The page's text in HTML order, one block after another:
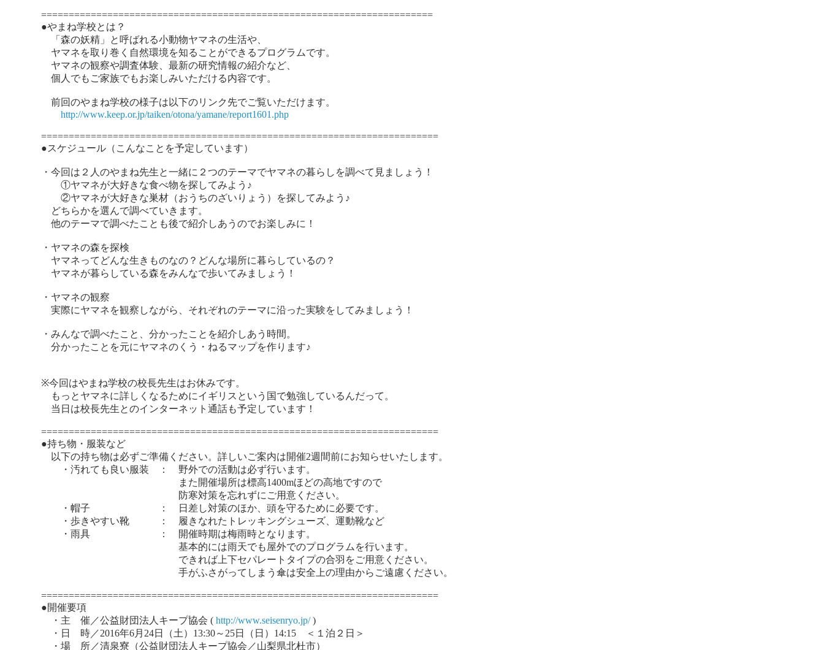
=======================================================================
●やまね学校とは？
「森の妖精」と呼ばれる小動物ヤマネの生活や、
ヤマネを取り巻く自然環境を知ることができるプログラムです。
ヤマネの観察や調査体験、最新の研究情報の紹介など、
個人でもご家族でもお楽しみいただける内容です。
前回のやまね学校の様子は以下のリンク先でご覧いただけます。
http://www.keep.or.jp/taiken/otona/yamane/report1601.php
========================================================================
●スケジュール（こんなことを予定しています）
・今回は２人のやまね先生と一緒に２つのテーマでヤマネの暮らしを調べて見ましょう！
①ヤマネが大好きな食べ物を探してみよう♪
②ヤマネが大好きな巣材（おうちのざいりょう）を探してみよう♪
どちらかを選んで調べていきます。
他のテーマで調べたことも後で紹介しあうのでお楽しみに！
・ヤマネの森を探検
ヤマネってどんな生きものなの？どんな場所に暮らしているの？
ヤマネが暮らしている森をみんなで歩いてみましょう！
・ヤマネの観察
実際にヤマネを観察しながら、それぞれのテーマに沿った実験をしてみましょう！
・みんなで調べたこと、分かったことを紹介しあう時間。
分かったことを元にヤマネのくう・ねるマップを作ります♪
※今回はやまね学校の校長先生はお休みです。
もっとヤマネに詳しくなるためにイギリスという国で勉強しているんだって。
当日は校長先生とのインターネット通話も予定しています！
========================================================================
●持ち物・服装など
以下の持ち物は必ずご準備ください。詳しいご案内は開催2週間前にお知らせいたします。
・汚れても良い服装 ： 野外での活動は必ず行います。
また開催場所は標高1400mほどの高地ですので
防寒対策を忘れずにご用意ください。
・帽子 ： 日差し対策のほか、頭を守るために必要です。
・歩きやすい靴 ： 履きなれたトレッキングシューズ、運動靴など
・雨具 ： 開催時期は梅雨時となります。
基本的には雨天でも屋外でのプログラムを行います。
できれば上下セパレートタイプの合羽をご用意ください。
手がふさがってしまう傘は安全上の理由からご遠慮ください。
========================================================================
●開催要項
・主 催／公益財団法人キープ協会 (http://www.seisenryo.jp/)
・日 時／2016年6月24日（土）13:30～25日（日）14:15 ＜１泊２日＞
・場 所／清泉寮（公益財団法人キープ協会／山梨県北杜市）